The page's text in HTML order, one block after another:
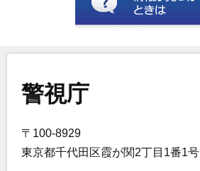
警視庁
〒100-8929
東京都千代田区霞が関2丁目1番1号